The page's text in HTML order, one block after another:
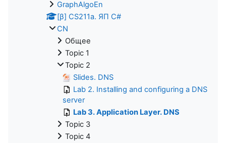
GraphAlgoEn
[β] CS211a. ЯП С#
CN
Общее
Topic 1
Topic 2
Slides. DNS
Lab 2. Installing and configuring a DNS
server
Lab 3. Application Layer. DNS
Topic 3
Topic 4